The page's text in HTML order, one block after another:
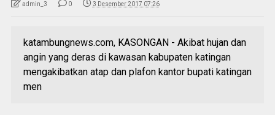
admin_3 0 3 Desember 2017 07:26
katambungnews.com, KASONGAN - Akibat hujan dan
angin yang deras di kawasan kabupaten katingan
mengakibatkan atap dan plafon kantor bupati katingan
men